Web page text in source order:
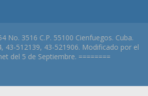
No. 3516 C.P. 55100 Cienfuegos. Cuba.
43-512139, 43-521906. Modificado por el
del 5 de Septiembre. ========